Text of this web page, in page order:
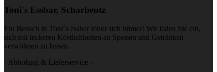
Toni's Essbar, Scharbeutz
Ein Besuch in Toni´s essbar lohnt sich immer! Wir laden Sie ein,
sich mit leckeren Köstlichkeiten an Speisen und Getränken
verwöhnen zu lassen.
- Abholung & Lieferservice -